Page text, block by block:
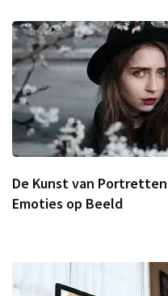
De Kunst van
Emoties op Beeld